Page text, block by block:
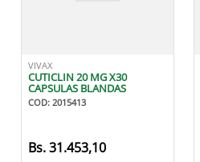
VIVAX
CUTICLIN 20 MG X30
CAPSULAS BLANDAS
COD: 2015413
31.453,10